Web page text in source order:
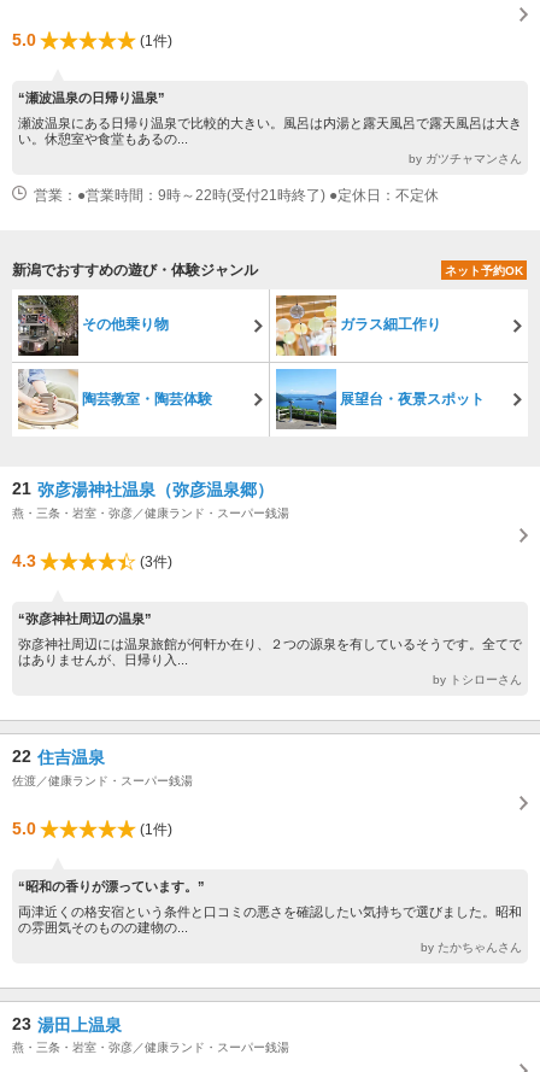
5.0 (1件)
“瀬波温泉の日帰り温泉”
瀬波温泉にある日帰り温泉で比較的大きい。風呂は内湯と露天風呂で露天風呂は大き
い。休憩室や食堂もあるの...
by ガツチャマンさん
営業：●営業時間：9時～22時(受付21時終了) ●定休日：不定休
新潟でおすすめの遊び・体験ジャンル ネット予約OK
その他乗り物 ガラス細工作り
陶芸教室・陶芸体験 展望台・夜景スポット
21 弥彦湯神社温泉（弥彦温泉郷）
燕・三条・岩室・弥彦／健康ランド・スーパー銭湯
4.3 (3件)
“弥彦神社周辺の温泉”
弥彦神社周辺には温泉旅館が何軒か在り、２つの源泉を有しているそうです。全てで
はありませんが、日帰り入...
by トシローさん
22 住吉温泉
佐渡／健康ランド・スーパー銭湯
5.0 (1件)
“昭和の香りが漂っています。”
両津近くの格安宿という条件と口コミの悪さを確認したい気持ちで選びました。昭和
の雰囲気そのものの建物の...
by たかちゃんさん
23 湯田上温泉
燕・三条・岩室・弥彦／健康ランド・スーパー銭湯